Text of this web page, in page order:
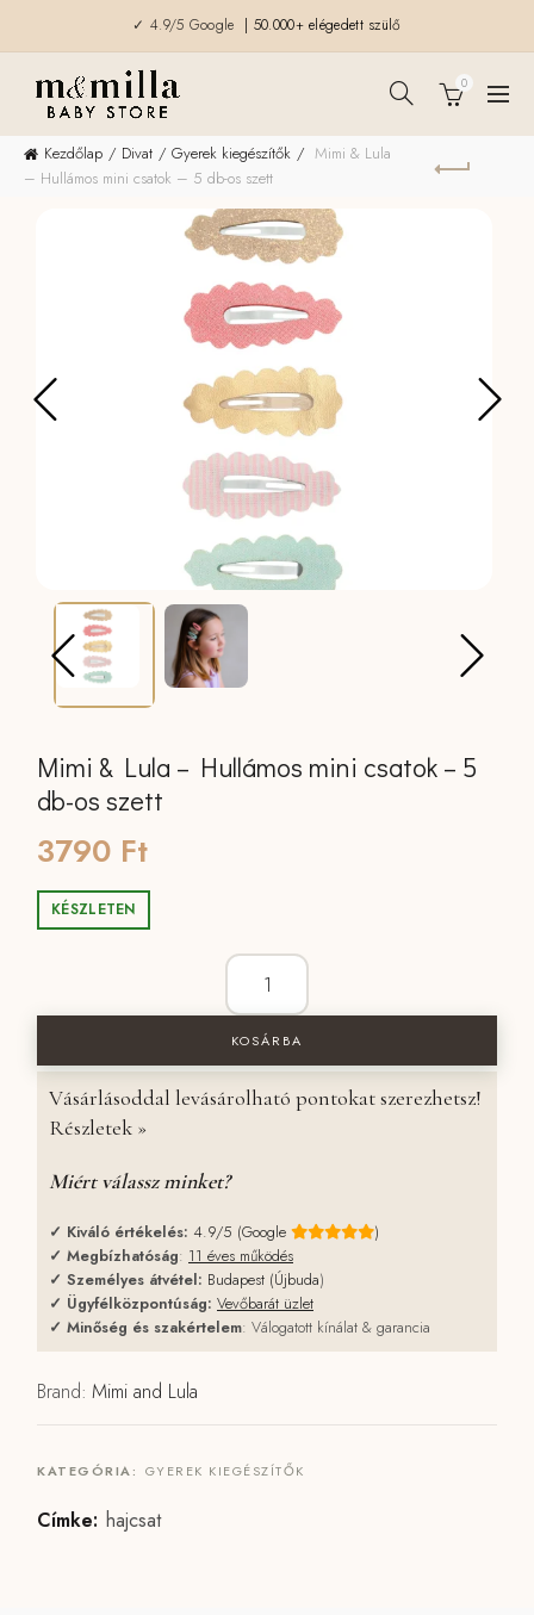
✓ 4.9/5 Google | 50.000+ elégedett szülő
0
Kezdőlap Divat Gyerek kiegészítők
Mimi & Lula
– Hullámos mini csatok – 5 db-os szett
Mimi & Lula – Hullámos mini csatok – 5
db-os szett
3790 Ft
KÉSZLETEN
Mimi & Lula - Hullámos mini csatok -
KOSÁRBA
Vásárlásoddal levásárolható pontokat szerezhetsz!
Részletek »
Miért válassz minket?
✓ Kiváló értékelés: 4.9/5 (Google
)
✓ Megbízhatóság: 11 éves működés
✓ Személyes átvétel: Budapest (Újbuda)
✓ Ügyfélközpontúság: Vevőbarát üzlet
✓ Minőség és szakértelem: Válogatott kínálat & garancia
Brand: Mimi and Lula
KATEGÓRIA: GYEREK KIEGÉSZÍTŐK
Címke: hajcsat